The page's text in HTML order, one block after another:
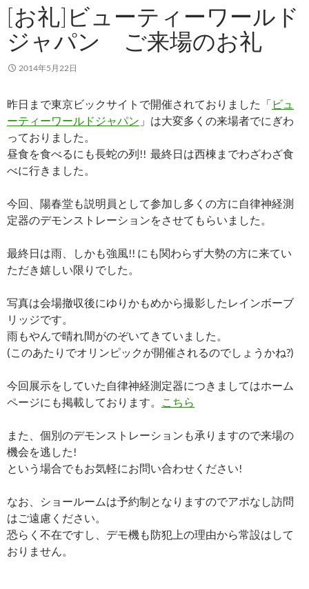
[お礼]ビューティーワールド
ジャパン ご来場のお礼
2014年5月22日
昨日まで東京ビックサイトで開催されておりました「 ビュ
ーティーワールドジャパン 」は大変多くの来場者でにぎわ
っておりました。
昼食を食べるにも長蛇の列!! 最終日は西棟までわざわざ食
べに行きました。
今回、陽春堂も説明員として参加し多くの方に自律神経測
定器のデモンストレーションをさせてもらいました。
最終日は雨、しかも強風!! にも関わらず大勢の方に来てい
ただき嬉しい限りでした。
写真は会場撤収後にゆりかもめから撮影したレインボーブ
リッジです。
雨もやんで晴れ間がのぞいてきていました。
(このあたりでオリンピックが開催されるのでしょうかね?)
今回展示をしていた自律神経測定器につきましてはホーム
ページにも掲載しております。
こちら
また、個別のデモンストレーションも承りますので来場の
機会を逃した!
という場合でもお気軽にお問い合わせください!
なお、ショールームは予約制となりますのでアポなし訪問
はご遠慮ください。
恐らく不在ですし、デモ機も防犯上の理由から常設はして
おりません。